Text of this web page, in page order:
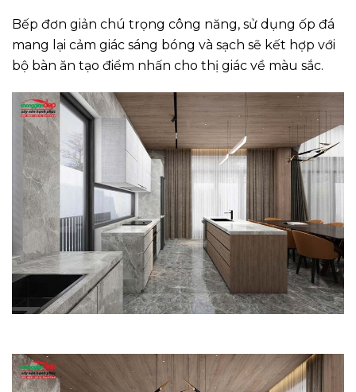
Bếp đơn giản chú trọng công năng, sử dụng ốp đá
mang lại cảm giác sáng bóng và sạch sẽ kết hợp với
bộ bàn ăn tạo điểm nhấn cho thị giác về màu sắc.